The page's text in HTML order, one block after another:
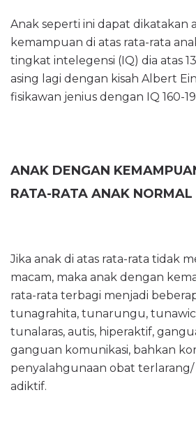
Anak seperti ini dapat dikatakan
kemampuan di atas rata-rata
tingkat intelegensi (IQ) dia atas
asing lagi dengan kisah Albert
fisikawan jenius dengan IQ 160-
ANAK DENGAN
RATA-RATA ANAK NORMAL
Jika anak di atas rata-rata tidak
macam, maka anak dengan
rata-rata terbagi menjadi
tunagrahita, tunarungu,
tunalaras, autis, hiperaktif,
ganguan komunikasi, bahkan
penyalahgunaan obat
adiktif.